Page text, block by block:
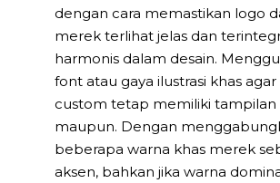
dengan cara memastikan logo
merek terlihat jelas dan
harmonis dalam desain.
font atau gaya ilustrasi khas agar
custom tetap memiliki tampilan
maupun. Dengan
beberapa warna khas merek
aksen, bahkan jika warna